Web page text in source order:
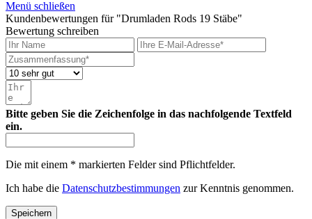
Menü schließen
Kundenbewertungen für "Drumladen Rods 19 Stäbe"
Bewertung schreiben
Bitte geben Sie die Zeichenfolge in das nachfolgende Textfeld
ein.
Die mit einem * markierten Felder sind Pflichtfelder.
Ich habe die Datenschutzbestimmungen zur Kenntnis genommen.
Speichern